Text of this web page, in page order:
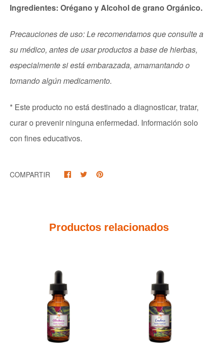
Ingredientes: Orégano y Alcohol de grano Orgánico.
Precauciones de uso: Le recomendamos que consulte a
su médico, antes de usar productos a base de hierbas,
especialmente si está embarazada, amamantando o
tomando algún medicamento.
* Este producto no está destinado a diagnosticar, tratar,
curar o prevenir ninguna enfermedad. Información solo
con fines educativos.
COMPARTIR
Productos relacionados